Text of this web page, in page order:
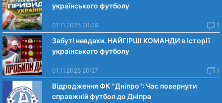
українського футболу
01.11.2025 20:29 1
Забуті невдахи. НАЙГІРШІ КОМАНДИ в історії
українського футболу
01.11.2025 20:27 1
Відродження ФК "Дніпро": Час повернути
справжній футбол до Дніпра